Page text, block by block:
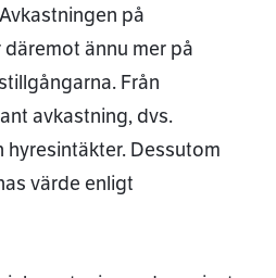
på
ännu mer på
Från
avkastning, dvs.
Dessutom
värde enligt